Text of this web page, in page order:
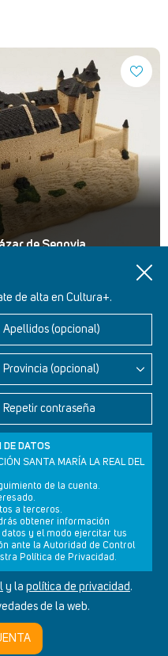
de alta en Cultura+.
Apellidos (opcional)
Provincia (opcional)
Repetir contraseña
DE DATOS
SANTA MARÍA LA REAL DEL
de la cuenta.
a terceros.
obtener información
y el modo ejercitar tus
ante la Autoridad de Control
Política de Privacidad.
y la política de privacidad.
de la web.
de Segovia
Este de León
privacidad Política de cookies
derechos reservados